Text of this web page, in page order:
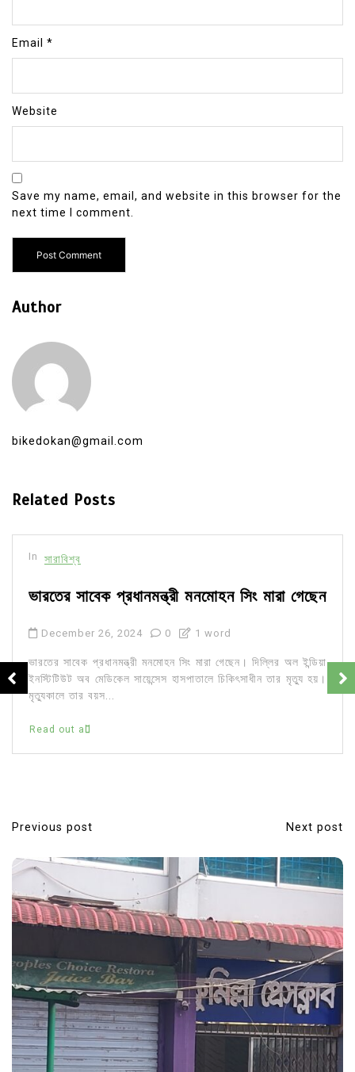
Email *
Website
Save my name, email, and website in this browser for the
next time I comment.
Author
bikedokan@gmail.com
Related Posts
In সারাবিশ্ব
ভারতের সাবেক প্রধানমন্ত্রী মনমোহন সিং মারা গেছেন
December 26, 2024 0 1 word
ভারতের সাবেক প্রধানমন্ত্রী মনমোহন সিং মারা গেছেন। দিল্লির অল ইন্ডিয়া
ইনস্টিটিউট অব মেডিকেল সায়েন্সেস হাসপাতালে চিকিৎসাধীন তার মৃত্যু হয়।
মৃত্যুকালে তার বয়স...
Read out all
P
o
t
a
v
i
g
a
Previous post Next post